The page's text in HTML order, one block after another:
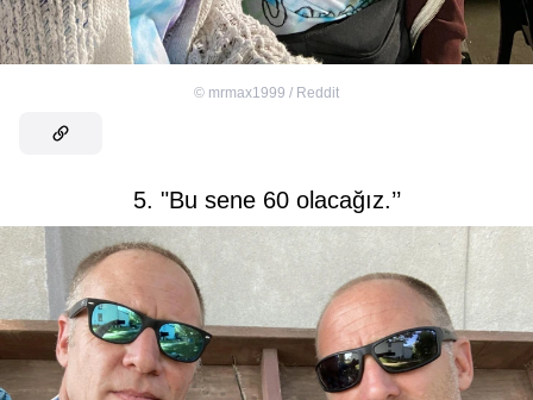
© mrmax1999 / Reddit
5. "Bu sene 60 olacağız.’’